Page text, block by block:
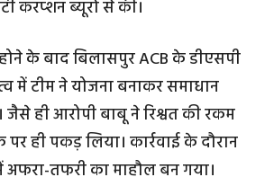
करप्शन ब्यूरो से की।
के बाद बिलासपुर ACB के डीएसपी
में टीम ने योजना बनाकर समाधान
जैसे ही आरोपी बाबू ने रिश्वत की रकम
ही पकड़ लिया। कार्रवाई के दौरान
अफरा-तफरी का माहौल बन गया।